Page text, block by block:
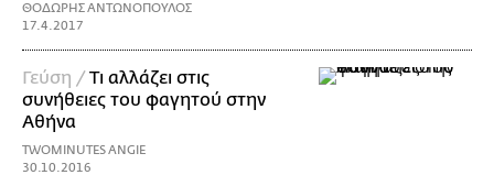
ΘΟΔΩΡΗΣ ΑΝΤΩΝΟΠΟΥΛΟΣ
17.4.2017
Γεύση / Τι αλλάζει στις
συνήθειες του φαγητού στην
Αθήνα
TWOMINUTES ANGIE
30.10.2016